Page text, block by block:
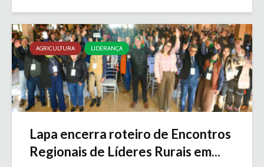
AGRICULTURA LIDERANÇA
Lapa encerra roteiro de Encontros
Regionais de Líderes Rurais em...